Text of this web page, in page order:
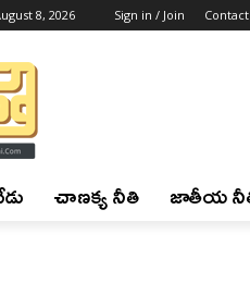
8, 2026 Sign in / Join Contact
చాణక్య నీతి జాతీయ